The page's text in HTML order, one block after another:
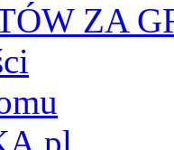
ZA